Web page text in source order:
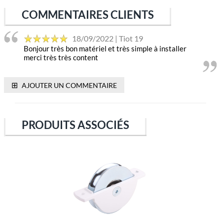
COMMENTAIRES CLIENTS
18/09/2022 | Tiot 19
Bonjour très bon matériel et très simple à installer
merci très très content
⊞ AJOUTER UN COMMENTAIRE
PRODUITS ASSOCIÉS